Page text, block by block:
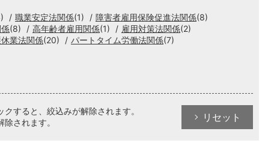
職業安定法関係(1) 障害者雇用保険促進法関係(8)
(8) 高年齢者雇用関係(1) 雇用対策法関係(2)
業法関係(20) パートタイム労働法関係(7)
すると、絞込みが解除されます。
されます。
リセット